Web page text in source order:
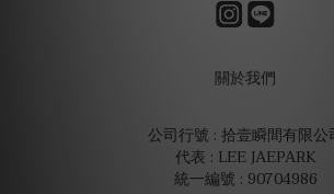
關於我們
公司行號 : 拾壹瞬間有限公
代表 : LEE JAEPARK
統一編號 : 90704986